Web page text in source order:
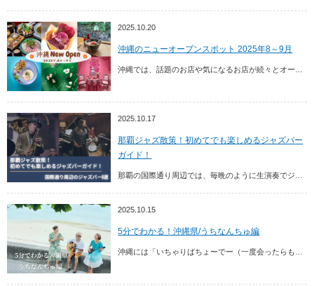
2025.10.20
沖縄のニューオープンスポット 2025年8～9月
2025.10.17
那覇ジャズ散策！初めてでも楽しめるジャズバー
ガイド！
2025.10.15
5分でわかる！沖縄県/うちなんちゅ編